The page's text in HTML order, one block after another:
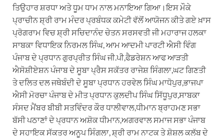
ਤਿਉਹਾਰ ਸ਼ਰਧਾ ਅਤੇ ਧੂਮ ਧਾਮ ਨਾਲ ਮਨਾਇਆ ਗਿਆ।ਇਸ ਮੌਕੇ
ਪ੍ਰਾਚੀਨ ਸ਼੍ਰੀ ਰਾਮ ਮੰਦਰ ਪ੍ਰਬੰਧਕ ਕਮੇਟੀ ਵੱਲੋਂ ਆਯੋਜਨ ਕੀਤੇ ਗਏ ਖ਼ਾਸ
ਪ੍ਰੋਗਰਾਮ ਵਿਚ ਸ਼੍ਰੀ ਸਚਿਦਾਨੰਦ ਚੇਤਨ ਸਰਸਵਤੀ ਜੀ ਮਹਾਰਾਜ ਹਲਕਾ
ਸਾਬਕਾ ਵਿਧਾਇਕ ਨਿਰਮਲ ਸਿੰਘ, ਆਮ ਆਦਮੀ ਪਾਰਟੀ ਐਸੀ ਵਿੰਗ
ਪੰਜਾਬ ਦੇ ਪ੍ਰਧਾਨ ਗੁਰਪ੍ਰੀਤ ਸਿੰਘ ਜੀ.ਪੀ,ਫੈਡਰੇਸ਼ਨ ਆਫ ਆੜਤੀ
ਐਸੋਸ਼ੀਏਸ਼ਨ ਪੰਜਾਬ ਦੇ ਸੂਬਾ ਪ੍ਰੈਸ ਸਕੱਤਰ ਰਾਜੇਸ਼ ਸਿੰਗਲਾ,ਘਟ ਗਿਣਤੀ
ਤੇ ਦਲਿਤ ਦਲ ਜਥੇਬੰਦੀ ਦੇ ਸੂਬਾ ਪ੍ਰਧਾਨ ਹਰਵੇਲ ਸਿੰਘ ਮਾਧੋਪੁਰ,ਭਾਜਪਾ
ਐਸੀ ਮੋਰਚਾ ਪੰਜਾਬ ਦੇ ਮੀਤ ਪ੍ਰਧਾਨ ਕੁਲਦੀਪ ਸਿੰਘ ਸਿੱਧੂਪੁਰ,ਸਾਬਕਾ
ਸੰਸਦ ਮੈਂਬਰ ਬੀਬੀ ਸਤਵਿੰਦਰ ਕੌਰ ਧਾਲੀਵਾਲ,ਧੀਮਾਨ ਬ੍ਰਾਹਮਣ ਸਭਾ
ਬੱਸੀ ਪਠਾਣਾਂ ਦੇ ਪ੍ਰਧਾਨ ਅਸ਼ੋਕ ਧੀਮਾਨ,ਅਗਰਵਾਲ ਸਮਾਜ ਸਭਾ ਪੰਜਾਬ
ਦੇ ਸਹਾਇਕ ਸੱਕਤਰ ਅਨੂਪ ਸਿੰਗਲਾ, ਸ਼੍ਰੀ ਰਾਮ ਨਾਟਕ ਤੇ ਸ਼ੋਸ਼ਲ ਕਲੱਬ ਦੇ